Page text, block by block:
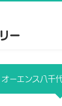
オーエンス八千